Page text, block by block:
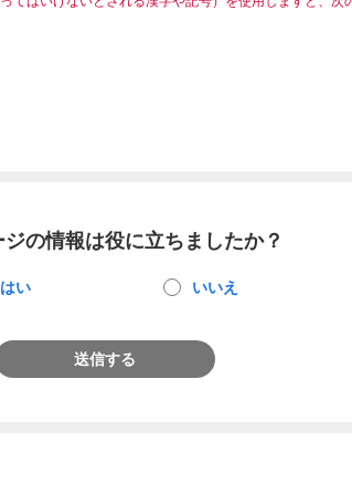
ジの情報は役に立ちましたか？
はい いいえ
送信する